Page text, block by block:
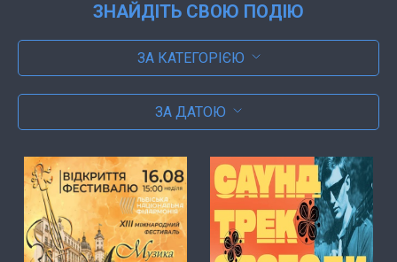
ЗНАЙДІТЬ СВОЮ ПОДІЮ
ЗА КАТЕГОРІЄЮ
ЗА ДАТОЮ